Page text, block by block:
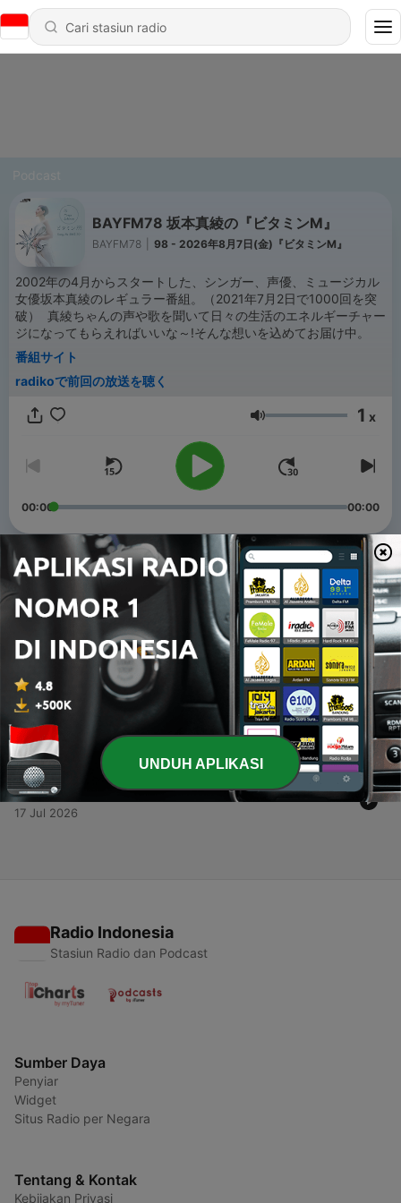
BAYFM78 坂本真綾の『ビタミンM』
BAYFM78 98 - 2026年8月7日(金)『ビタミンM』
2002年の4月からスタートした、シンガー、声優、ミュージカル
女優坂本真綾のレギュラー番組。（2021年7月2日で1000回を突
破） 真綾ちゃんの声や歌を聞いて日々の生活のエネルギーチャー
ジになってもらえればいいな～!そんな想いを込めてお届け中。
番組サイト
radikoで前回の放送を聴く
Volume 1 x
00:00 00:00
Episode
98 - 2026年8月7日(金)『ビタミンM』
07 Agu 2026
97 2026年7月31日(金)『ビタミンM』
31 Jul 2026
96 - 2026年7月24日(金)『ビタミンM』
24 Jul 2026
95 - 2026年7月17日(金)『ビタミンM』
17 Jul 2026
Radio Indonesia
Stasiun Radio dan Podcast
Sumber Daya
Penyiar
Widget
Situs Radio per Negara
Tentang & Kontak
Kebijakan Privasi
UNDUH APLIKASI